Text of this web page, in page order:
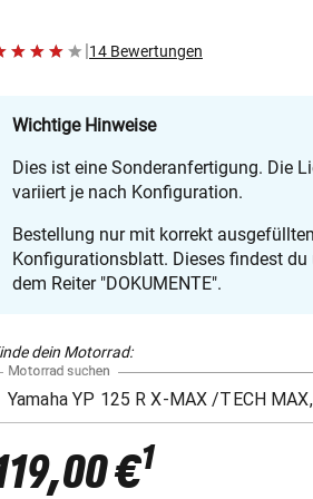
|14 Bewertungen
Wichtige Hinweise
Dies ist eine Sonderanfertigung. Die
variiert je nach Konfiguration.
Bestellung nur mit korrekt
Konfigurationsblatt. Dieses findest du
dem Reiter "DOKUMENTE".
dein Motorrad:
Motorrad suchen
€1